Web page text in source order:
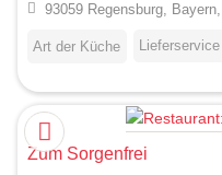
93059 Regensburg,
Art der Küche Lieferservice
Zum Sorgenfrei